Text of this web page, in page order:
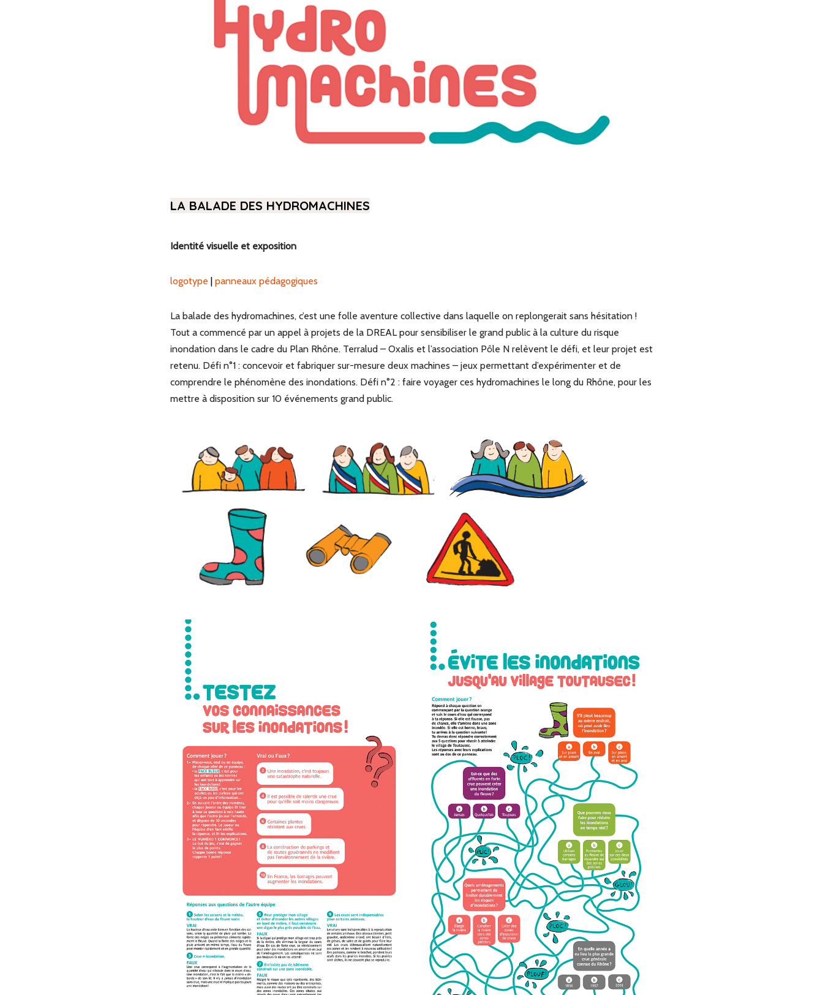
LA BALADE DES HYDROMACHINES
Identité visuelle et exposition
logotype panneaux pédagogiques
La balade des hydromachines, c’est une folle aventure collective dans laquelle on replongerait sans hésitation !
Tout a commencé par un appel à projets de la DREAL pour sensibiliser le grand public à la culture du risque
inondation dans le cadre du Plan Rhône. Terralud – Oxalis et l’association Pôle N relèvent le défi, et leur projet est
retenu. Défi n°1 : concevoir et fabriquer sur-mesure deux machines – jeux permettant d’expérimenter et de
comprendre le phénomène des inondations. Défi n°2 : faire voyager ces hydromachines le long du Rhône, pour les
mettre à disposition sur 10 événements grand public.